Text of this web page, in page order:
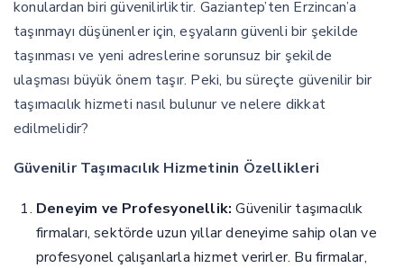
konulardan biri güvenilirliktir. Gaziantep’ten Erzincan’a
taşınmayı düşünenler için, eşyaların güvenli bir şekilde
taşınması ve yeni adreslerine sorunsuz bir şekilde
ulaşması büyük önem taşır. Peki, bu süreçte güvenilir bir
taşımacılık hizmeti nasıl bulunur ve nelere dikkat
edilmelidir?
Güvenilir Taşımacılık Hizmetinin Özellikleri
Deneyim ve Profesyonellik: Güvenilir taşımacılık
firmaları, sektörde uzun yıllar deneyime sahip olan ve
profesyonel çalışanlarla hizmet verirler. Bu firmalar,